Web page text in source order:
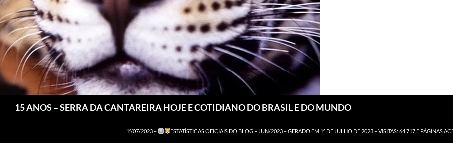
15 ANOS – SERRA DA CANTAREIRA HOJE E COTIDIANO DO BRASIL E DO MUNDO
1º/07/2023 – ESTATÍSTICAS OFICIAIS DO BLOG – JUN/2023 – GERADO EM 1º DE JULHO DE 2023 – VISITAS: 64.717 E PÁGINAS